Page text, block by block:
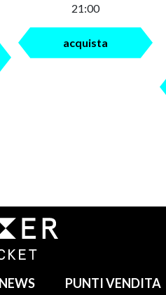
21:00
acquista
NEWS PUNTI VENDITA